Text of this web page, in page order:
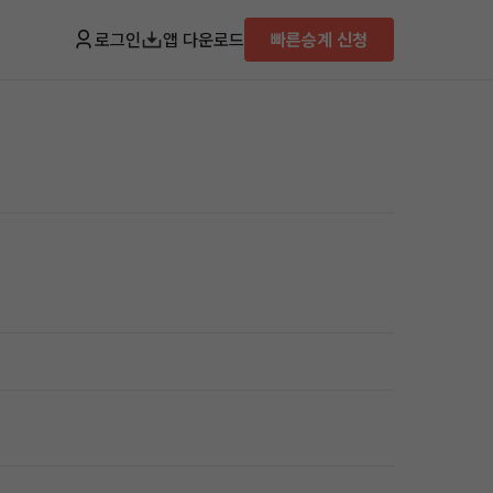
로그인 앱 다운로드 빠른승계 신청